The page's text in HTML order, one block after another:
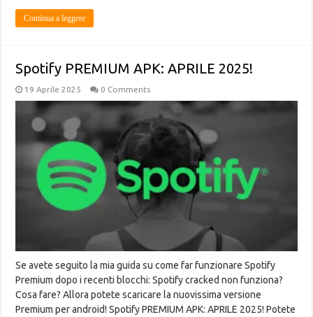
Continua a leggere
Spotify PREMIUM APK: APRILE 2025!
19 Aprile 2025 0 Comments
Se avete seguito la mia guida su come far funzionare Spotify
Premium dopo i recenti blocchi: Spotify cracked non funziona?
Cosa fare? Allora potete scaricare la nuovissima versione
Premium per android! Spotify PREMIUM APK: APRILE 2025! Potete